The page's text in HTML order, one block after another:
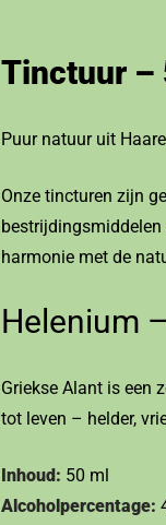
Tinctuur –
Puur natuur uit
Onze tincturen zijn
harmonie met de
Helenium
Griekse Alant is een
tot leven – helder,
Inhoud: 50 ml
Alcoholpercentage: